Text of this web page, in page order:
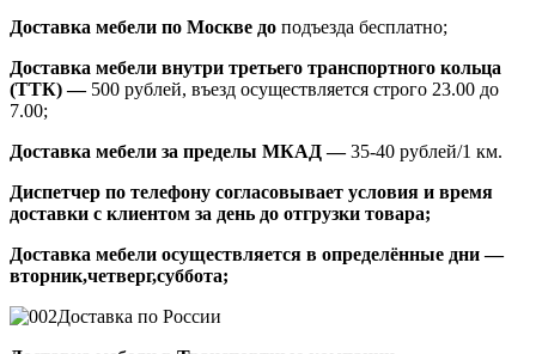
Доставка мебели по Москве до подъезда бесплатно;
Доставка мебели внутри третьего транспортного кольца
(ТТК) —500 рублей, въезд осуществляется строго 23.00 до
7.00;
Доставка мебели за пределы МКАД —35-40 рублей/1 км.
Диспетчер по телефону согласовывает условия и время
доставки с клиентом за день до отгрузки товара;
Доставка мебели осуществляется в определённые дни —
вторник,четверг,суббота;
Доставка по России